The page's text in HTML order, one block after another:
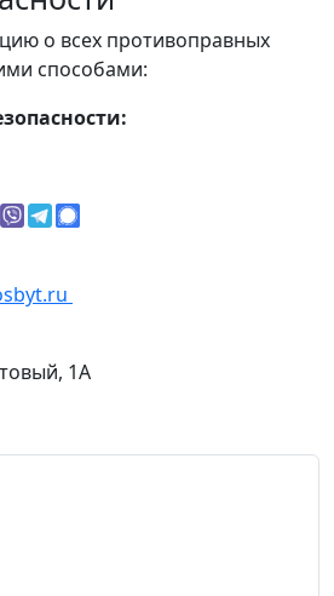
о всех противоправных
способами:
1А